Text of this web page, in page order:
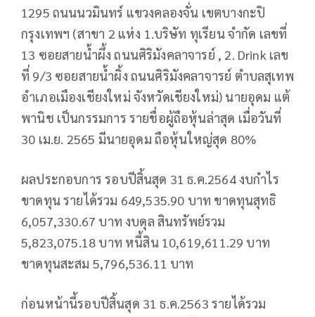
1295 ถนนนวมินทร์ แขวงคลองจั่น เขตบางกะปิ
กรุงเทพฯ (สาขา 2 แห่ง 1.บริษัท ทุเรียน จำกัด เลขที่
13 ซอยสายน้ำผึ้ง ถนนศิริมังคลาจารย์ , 2. Drink เลข
ที่ 9/3 ซอยสายน้ำผิ้ง ถนนศิริมังคลาจารย์ ตำบลสุเทพ
อำเภอเมืองเชียงใหม่ จังหวัดเชียงใหม่) นายอุดม แต้
พานิช เป็นกรรมการ รายชื่อผู้ถือหุ้นล่าสุด เมื่อวันที่
30 เม.ย. 2565 มีนายอุดม ถือหุ้นใหญ่สุด 80%
ผลประกอบการ รอบปีสิ้นสุด 31 ธ.ค.2564 งบกำไร
ขาดทุน รายได้รวม 649,535.90 บาท ขาดทุนสุทธิ
6,057,330.67 บาท งบดุล สินทรัพย์รวม
5,823,075.18 บาท หนี้สิน 10,619,611.29 บาท
ขาดทุนสะสม 5,796,536.11 บาท
ก่อนหน้านี้รอบปีสิ้นสุด 31 ธ.ค.2563 รายได้รวม